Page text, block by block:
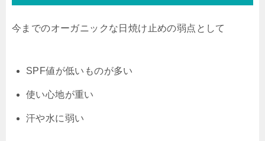
今までのオーガニックな日焼け止めの弱点として
SPF値が低いものが多い
使い心地が重い
汗や水に弱い